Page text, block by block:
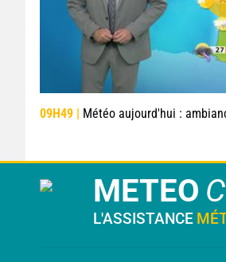
09H49 | Météo aujourd'hui :
METEO
L'ASSISTANCE